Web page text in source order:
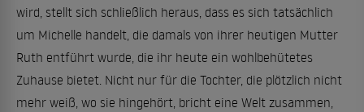
wird, stellt sich schließlich heraus, dass es sich tatsächlich
um Michelle handelt, die damals von ihrer heutigen Mutter
Ruth entführt wurde, die ihr heute ein wohlbehütetes
Zuhause bietet. Nicht nur für die Tochter, die plötzlich nicht
mehr weiß, wo sie hingehört, bricht eine Welt zusammen,